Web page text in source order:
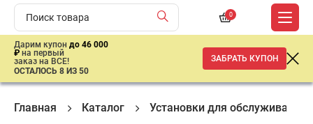
0
Дарим купон до 46 000
₽ на первый
заказ на ВСЕ!
ОСТАЛОСЬ 8 ИЗ 50
ЗАБРАТЬ КУПОН
Главная Каталог Установки для обслуживания